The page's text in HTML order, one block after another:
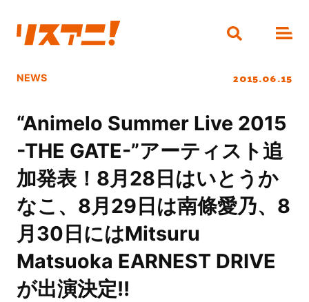
NEWS 2015.06.15
“Animelo Summer Live 2015
-THE GATE-”アーティスト追
加発表！8月28日はいとうか
なこ、8月29日は南條愛乃、8
月30日にはMitsuru
Matsuoka EARNEST DRIVE
が出演決定!!